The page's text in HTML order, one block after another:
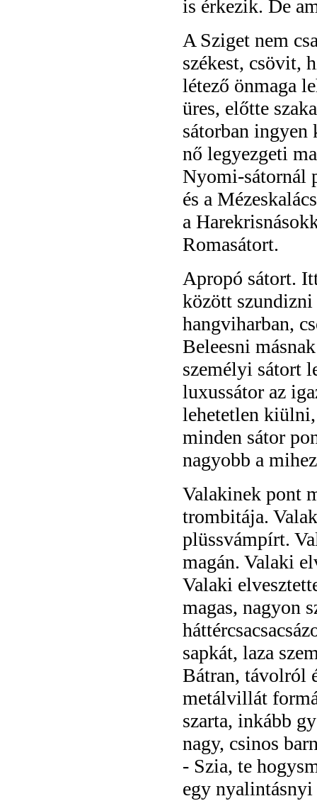
is érkezik. De
A Sziget nem
székest, csövit,
létező önmaga
üres, előtte
sátorban ingyen
nő legyezgeti
Nyomi-sátornál
és a
a
Romasátort.
Apropó sátort.
között szundizni
hangviharban,
Beleesni
személyi sátort
luxussátor az
lehetetlen
minden sátor
nagyobb a
Valakinek pont
trombitája.
plüssvámpírt.
magán. Valaki
Valaki
magas, nagyon
sapkát, laza
Bátran, távolról
metálvillát
szarta, inkább
nagy, csinos
- Szia, te
egy